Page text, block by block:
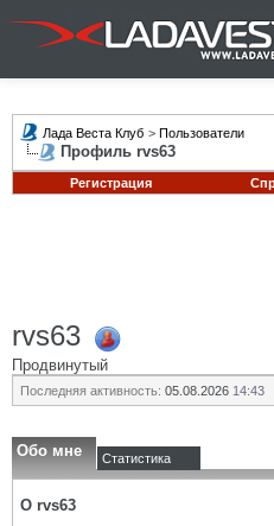
Лада Веста Клуб > Пользователи
Профиль rvs63
Регистрация
rvs63
Продвинутый
Последняя активность: 05.08.2026 14:43
Обо мне Статистика
О rvs63